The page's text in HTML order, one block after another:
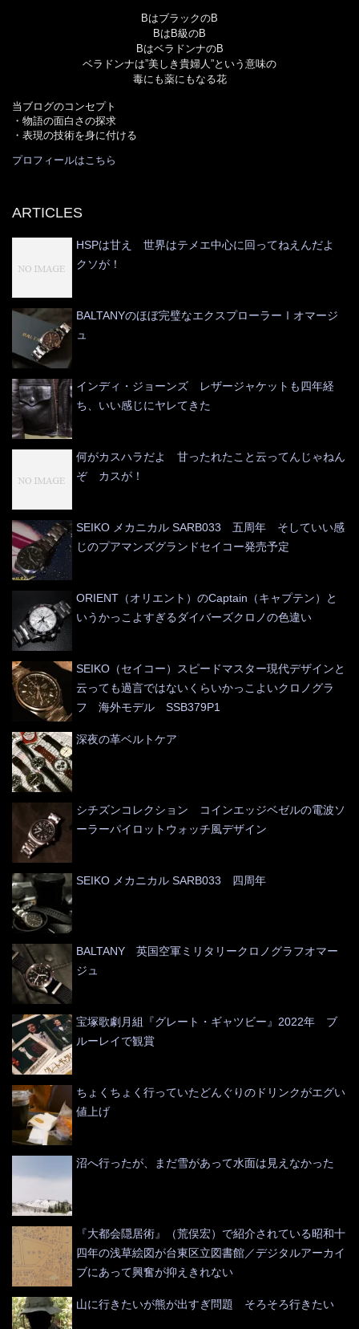
BはブラックのB
BはB級のB
BはベラドンナのB
ベラドンナは”美しき貴婦人”という意味の
毒にも薬にもなる花
当ブログのコンセプト
・物語の面白さの探求
・表現の技術を身に付ける
プロフィールはこちら
ARTICLES
HSPは甘え 世界はテメエ中心に回ってねえんだよ
クソが！
BALTANYのほぼ完璧なエクスプローラーⅠオマージ
ュ
インディ・ジョーンズ レザージャケットも四年経
ち、いい感じにヤレてきた
何がカスハラだよ 甘ったれたこと云ってんじゃねん
ぞ カスが！
SEIKO メカニカル SARB033 五周年 そしていい感
じのプアマンズグランドセイコー発売予定
ORIENT（オリエント）のCaptain（キャプテン）と
いうかっこよすぎるダイバーズクロノの色違い
SEIKO（セイコー）スピードマスター現代デザインと
云っても過言ではないくらいかっこよいクロノグラ
フ 海外モデル SSB379P1
深夜の革ベルトケア
シチズンコレクション コインエッジベゼルの電波ソ
ーラーパイロットウォッチ風デザイン
SEIKO メカニカル SARB033 四周年
BALTANY 英国空軍ミリタリークロノグラフオマー
ジュ
宝塚歌劇月組『グレート・ギャツビー』2022年 ブ
ルーレイで観賞
ちょくちょく行っていたどんぐりのドリンクがエグい
値上げ
沼へ行ったが、まだ雪があって水面は見えなかった
『大都会隠居術』（荒俣宏）で紹介されている昭和十
四年の浅草絵図が台東区立図書館／デジタルアーカイ
ブにあって興奮が抑えきれない
山に行きたいが熊が出すぎ問題 そろそろ行きたい